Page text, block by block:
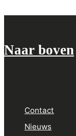
Naar boven
Contact
Nieuws